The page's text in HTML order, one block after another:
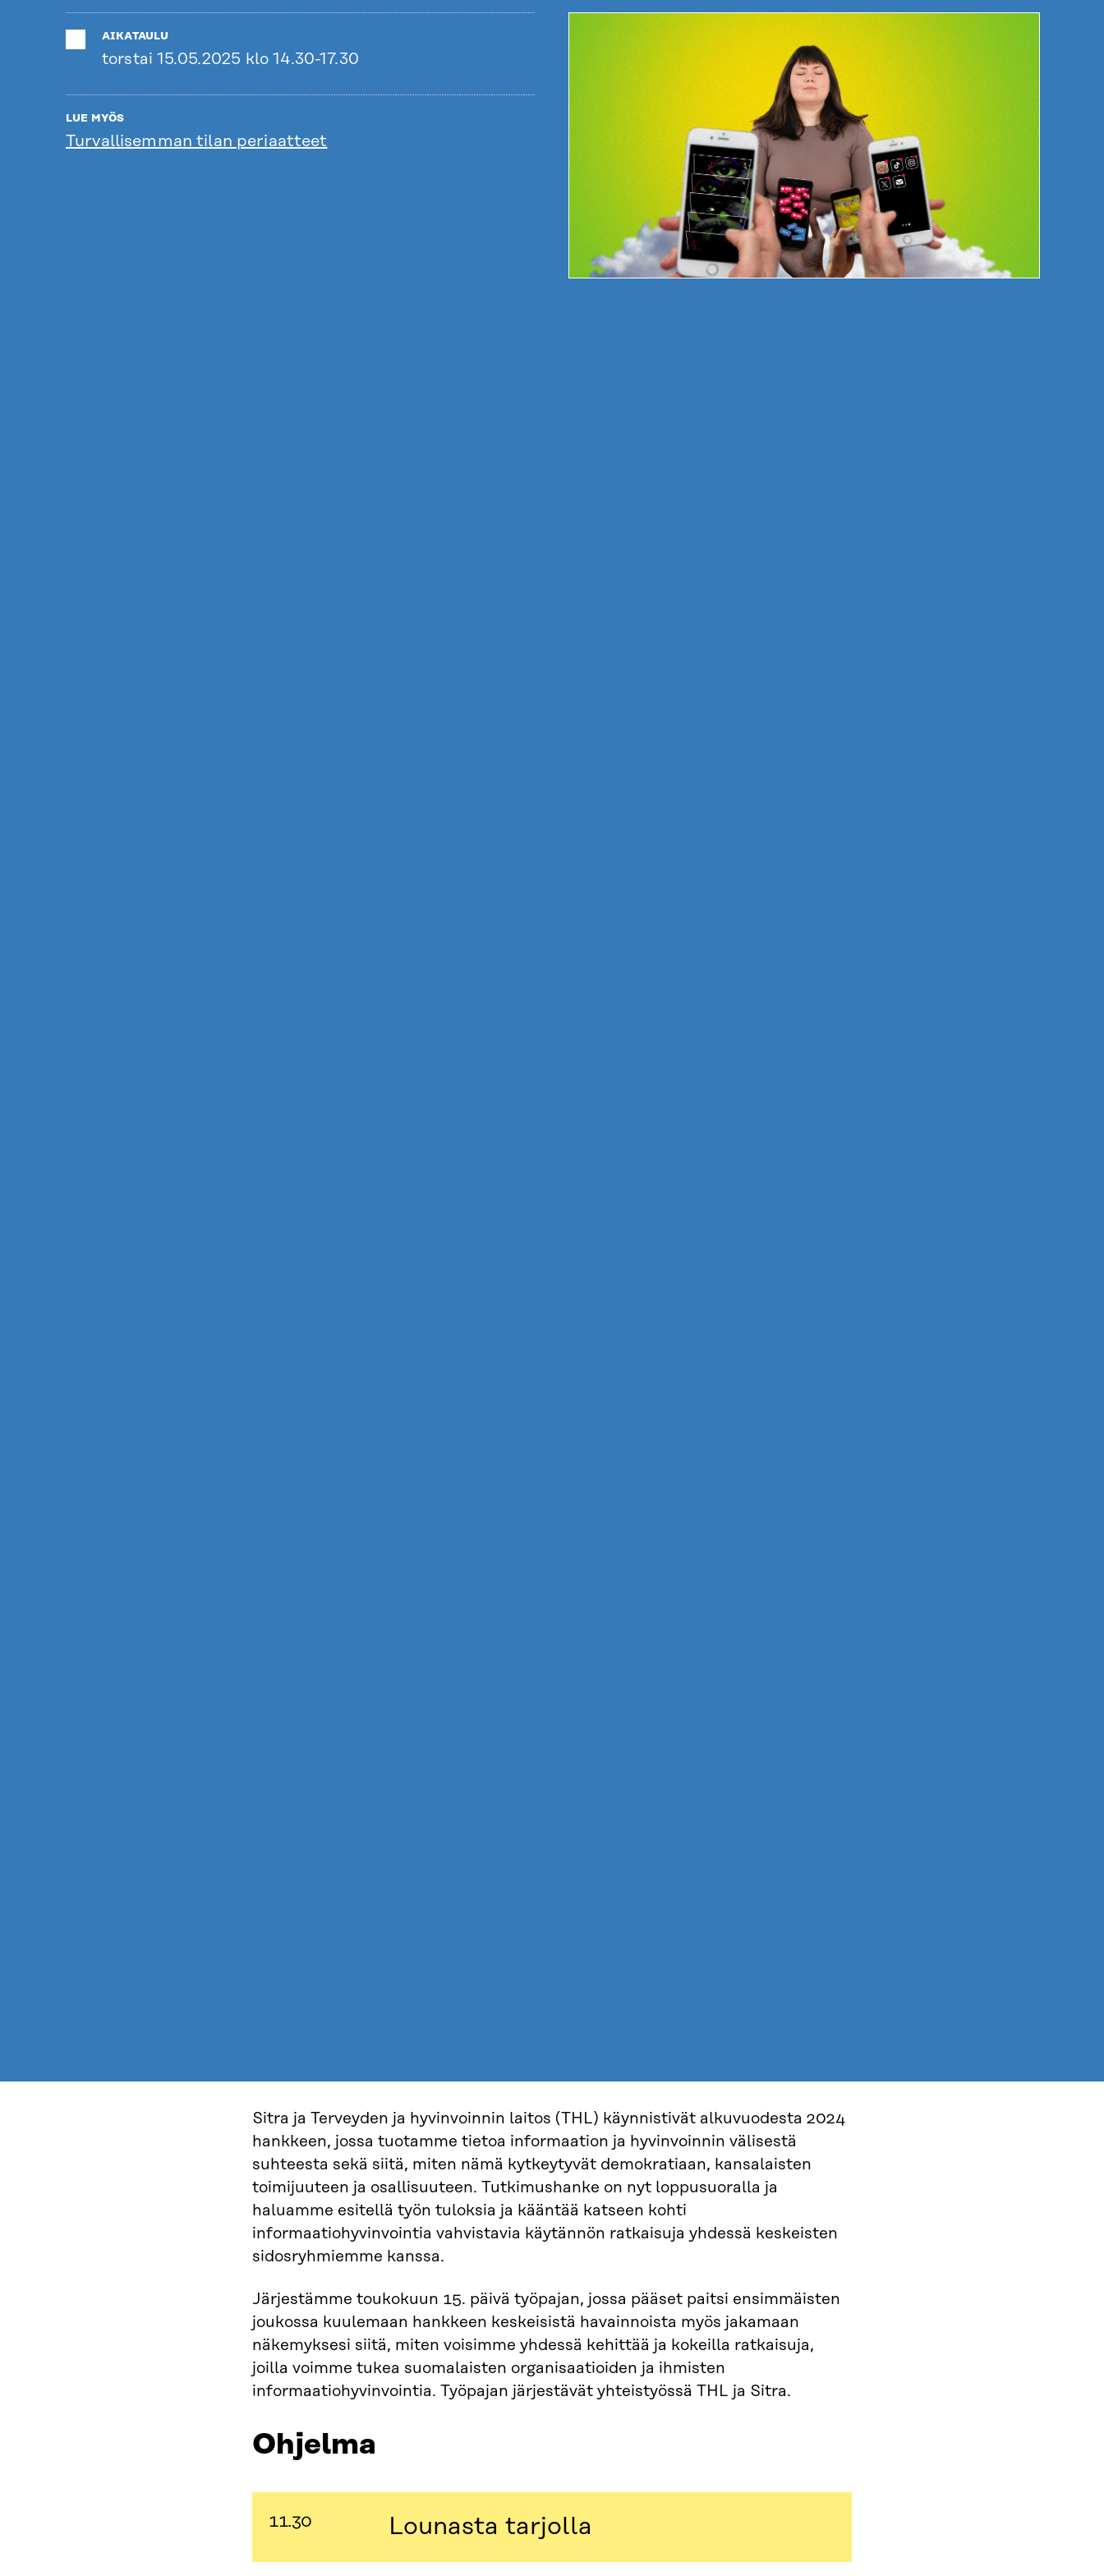
AIKATAULU
torstai 15.05.2025 klo 14.30-17.30
LUE MYÖS
Turvallisemman tilan periaatteet
Sitra ja Terveyden ja hyvinvoinnin laitos (THL) käynnistivät alkuvuodesta 2024
hankkeen, jossa tuotamme tietoa informaation ja hyvinvoinnin välisestä
suhteesta sekä siitä, miten nämä kytkeytyvät demokratiaan, kansalaisten
toimijuuteen ja osallisuuteen. Tutkimushanke on nyt loppusuoralla ja
haluamme esitellä työn tuloksia ja kääntää katseen kohti
informaatiohyvinvointia vahvistavia käytännön ratkaisuja yhdessä keskeisten
sidosryhmiemme kanssa.
Järjestämme toukokuun 15. päivä työpajan, jossa pääset paitsi ensimmäisten
joukossa kuulemaan hankkeen keskeisistä havainnoista myös jakamaan
näkemyksesi siitä, miten voisimme yhdessä kehittää ja kokeilla ratkaisuja,
joilla voimme tukea suomalaisten organisaatioiden ja ihmisten
informaatiohyvinvointia. Työpajan järjestävät yhteistyössä THL ja Sitra.
Ohjelma
11.30 Lounasta tarjolla